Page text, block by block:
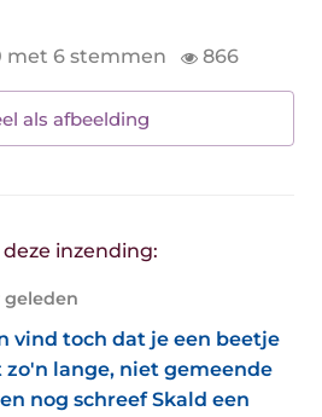
met 6 stemmen 866
als afbeelding
inzending:
geleden
vind toch dat je een beetje
lange, niet gemeende
nog schreef Skald een